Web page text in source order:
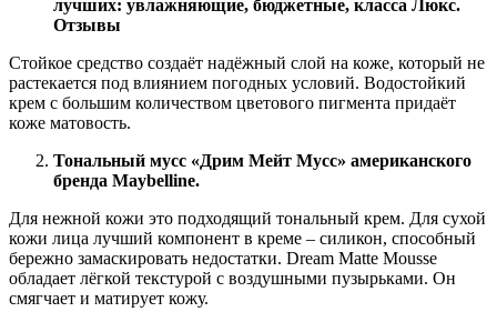
Стойкое средство создаёт надёжный слой на коже, который не
растекается под влиянием погодных условий. Водостойкий
крем с большим количеством цветового пигмента придаёт
коже матовость.
Тональный мусс «Дрим Мейт Мусс» американского
бренда Maybelline.
Для нежной кожи это подходящий тональный крем. Для сухой
кожи лица лучший компонент в креме – силикон, способный
бережно замаскировать недостатки. Dream Matte Mousse
обладает лёгкой текстурой с воздушными пузырьками. Он
смягчает и матирует кожу.